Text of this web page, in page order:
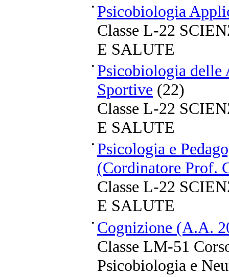
• Psicobiologia
Classe L-22
E SALUTE
• Psicobiologia
Sportive (22)
Classe L-22
E SALUTE
• Psicologia e
(Cordinatore Prof.
Classe L-22
E SALUTE
• Cognizione (A.A.
Classe LM-51
Psicobiologia e